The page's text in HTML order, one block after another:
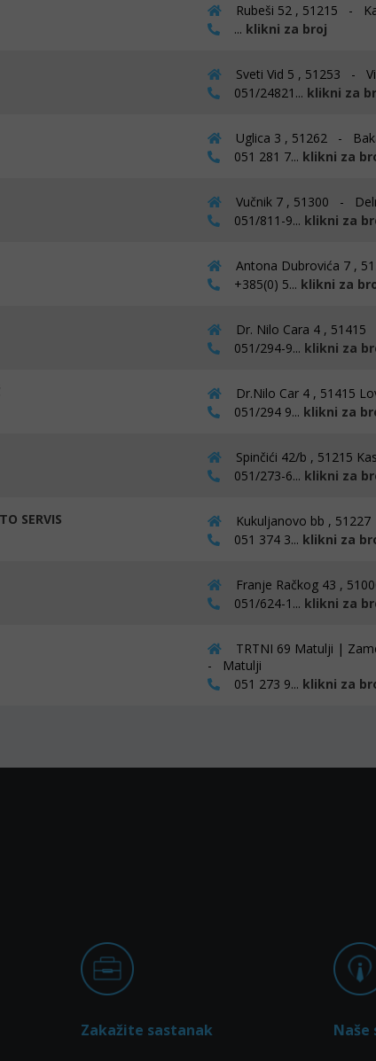
Rubeši 52 , 51215 -
... klikni za broj
Sveti Vid 5 , 51253 -
051/24821... klikni za
Uglica 3 , 51262 -
051 281 7... klikni za
Vučnik 7 , 51300 -
051/811-9... klikni za
Antona Dubrovića 7 ,
+385(0) 5... klikni za
Dr. Nilo Cara 4 ,
051/294-9... klikni za
Dr.Nilo Car 4 , 51415
051/294 9... klikni za
Spinčići 42/b , 51215
051/273-6... klikni za
SERVIS
Kukuljanovo bb ,
051 374 3... klikni za
Franje Račkog 43 ,
051/624-1... klikni za
TRTNI 69 Matulji |
- Matulji
051 273 9... klikni za
Zakažite sastanak Naše